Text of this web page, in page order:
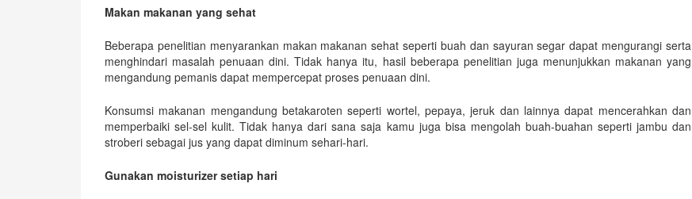
Makan makanan yang sehat
Beberapa penelitian menyarankan makan makanan sehat seperti buah dan sayuran segar dapat mengurangi serta
menghindari masalah penuaan dini. Tidak hanya itu, hasil beberapa penelitian juga menunjukkan makanan yang
mengandung pemanis dapat mempercepat proses penuaan dini.
Konsumsi makanan mengandung betakaroten seperti wortel, pepaya, jeruk dan lainnya dapat mencerahkan dan
memperbaiki sel-sel kulit. Tidak hanya dari sana saja kamu juga bisa mengolah buah-buahan seperti jambu dan
stroberi sebagai jus yang dapat diminum sehari-hari.
Gunakan moisturizer setiap hari